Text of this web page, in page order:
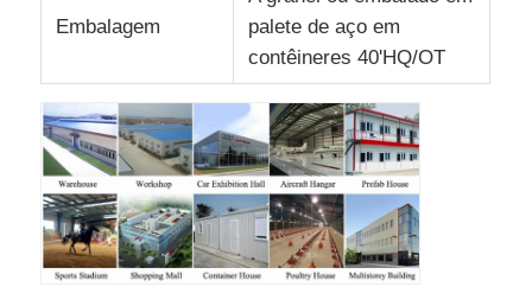
Embalagem
palete de aço em
contêineres 40'HQ/OT